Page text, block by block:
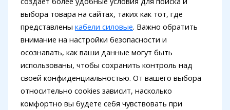
выбора товара на сайтах, таких как тот, где
представлены кабели силовые. Важно обратить
внимание на настройки безопасности и
осознавать, как ваши данные могут быть
использованы, чтобы сохранить контроль над
своей конфиденциальностью. От вашего выбора
относительно cookies зависит, насколько
комфортно вы будете себя чувствовать при